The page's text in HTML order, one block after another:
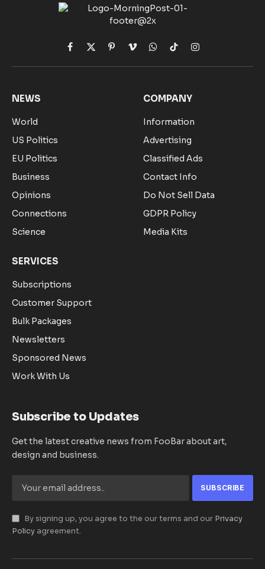
Facebook
X
(Twitter)
Pinterest
VimeoWhatsApp
TikTokInstagram
NEWS
World
US Politics
EU Politics
Business
Opinions
Connections
Science
COMPANY
Information
Advertising
Classified Ads
Contact Info
Do Not Sell Data
GDPR Policy
Media Kits
SERVICES
Subscriptions
Customer Support
Bulk Packages
Newsletters
Sponsored News
Work With Us
Subscribe to Updates
Get the latest creative news from FooBar about art,
design and business.
By signing up, you agree to the our terms and our Privacy
Policy agreement.